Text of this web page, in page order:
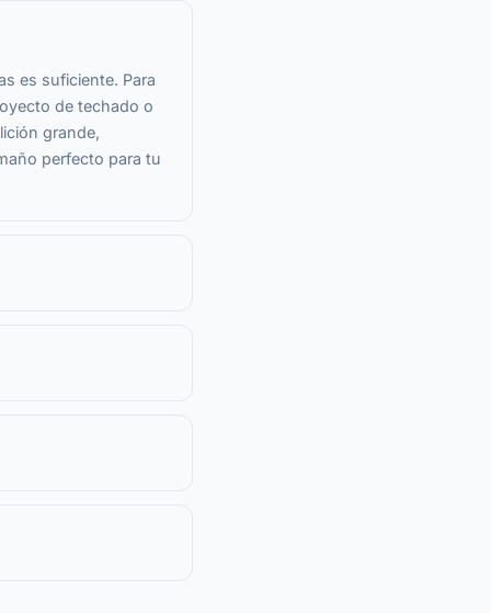
es suficiente. Para
de techado o
grande,
perfecto para tu